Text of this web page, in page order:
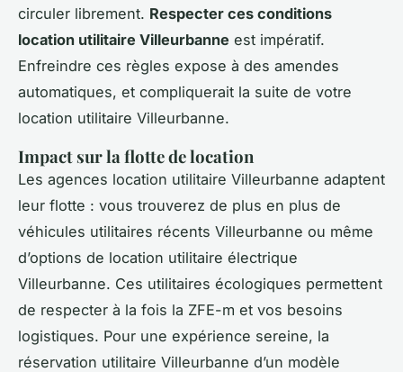
circuler librement. Respecter ces conditions
location utilitaire Villeurbanne est impératif.
Enfreindre ces règles expose à des amendes
automatiques, et compliquerait la suite de votre
location utilitaire Villeurbanne.
Impact sur la flotte de location
Les agences location utilitaire Villeurbanne adaptent
leur flotte : vous trouverez de plus en plus de
véhicules utilitaires récents Villeurbanne ou même
d’options de location utilitaire électrique
Villeurbanne. Ces utilitaires écologiques permettent
de respecter à la fois la ZFE-m et vos besoins
logistiques. Pour une expérience sereine, la
réservation utilitaire Villeurbanne d’un modèle